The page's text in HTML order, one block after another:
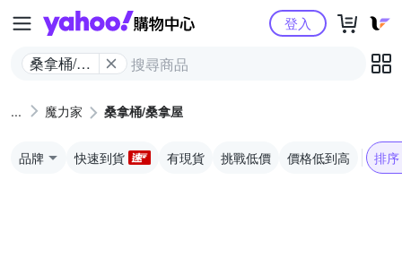
Yahoo購物中心
桑拿桶/桑
登入
魔力家 桑拿桶/桑拿屋
品牌 快速到貨 有現貨 挑戰低價 價格低到高 排序